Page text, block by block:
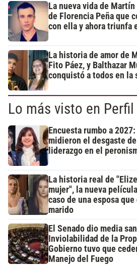
La nueva vida de
de Florencia Peña que
con ella y ahora triunfa
La historia de amor de
Fito Páez, y Balthazar
conquistó a todos en la
Lo más visto en Perfil
Encuesta rumbo a
midieron el desgaste
liderazgo en el
La historia real de
mujer", la nueva
caso de una esposa
marido
El Senado dio media
Inviolabilidad de la
Gobierno tuvo que
Manejo del Fuego